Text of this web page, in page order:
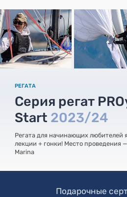
РЕГАТА
Серия регат
Start 2023/24
Регата для начинающих любителей
лекции + гонки! Место проведения
Marina
Подарочные